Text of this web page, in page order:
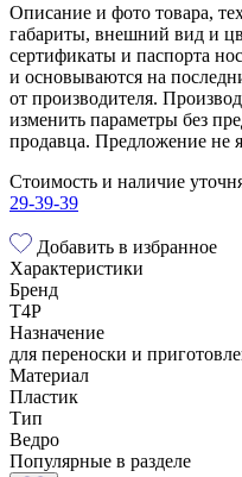
Описание и фото товара,
габариты, внешний вид и
сертификаты и паспорта
и основываются на
от производителя.
изменить параметры без
продавца. Предложение не
Стоимость и наличие
29-39-39
Добавить в избранное
Характеристики
Бренд
T4P
Назначение
для переноски и
Материал
Пластик
Тип
Ведро
Популярные в разделе